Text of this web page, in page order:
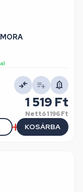
1 519 Ft
Nettó1 196 Ft
KOSÁRBA